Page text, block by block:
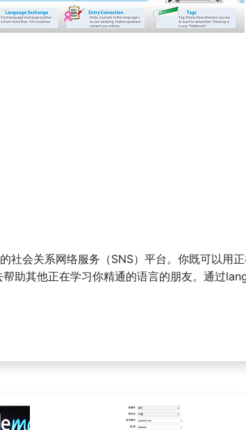
社会关系网络服务（SNS）平台。你既可以用
助其他正在学习你精通的语言的朋友。通过